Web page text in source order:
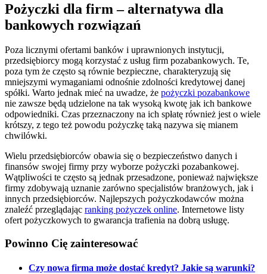
Pożyczki dla firm – alternatywa dla
bankowych rozwiązań
Poza licznymi ofertami banków i uprawnionych instytucji,
przedsiębiorcy mogą korzystać z usług firm pozabankowych. Te,
poza tym że często są równie bezpieczne, charakteryzują się
mniejszymi wymaganiami odnośnie zdolności kredytowej danej
spółki. Warto jednak mieć na uwadze, że pożyczki pozabankowe
nie zawsze będą udzielone na tak wysoką kwotę jak ich bankowe
odpowiedniki. Czas przeznaczony na ich spłatę również jest o wiele
krótszy, z tego też powodu pożyczkę taką nazywa się mianem
chwilówki.
Wielu przedsiębiorców obawia się o bezpieczeństwo danych i
finansów swojej firmy przy wyborze pożyczki pozabankowej.
Wątpliwości te często są jednak przesadzone, ponieważ największe
firmy zdobywają uznanie zarówno specjalistów branżowych, jak i
innych przedsiębiorców. Najlepszych pożyczkodawców można
znaleźć przeglądając ranking pożyczek online. Internetowe listy
ofert pożyczkowych to gwarancja trafienia na dobrą usługę.
Powinno Cię zainteresować
Czy nowa firma może dostać kredyt? Jakie są warunki?